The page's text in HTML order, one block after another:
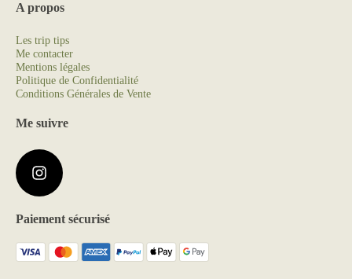
A propos
Les trip tips
Me contacter
Mentions légales
Politique de Confidentialité
Conditions Générales de Vente
Me suivre
Paiement sécurisé